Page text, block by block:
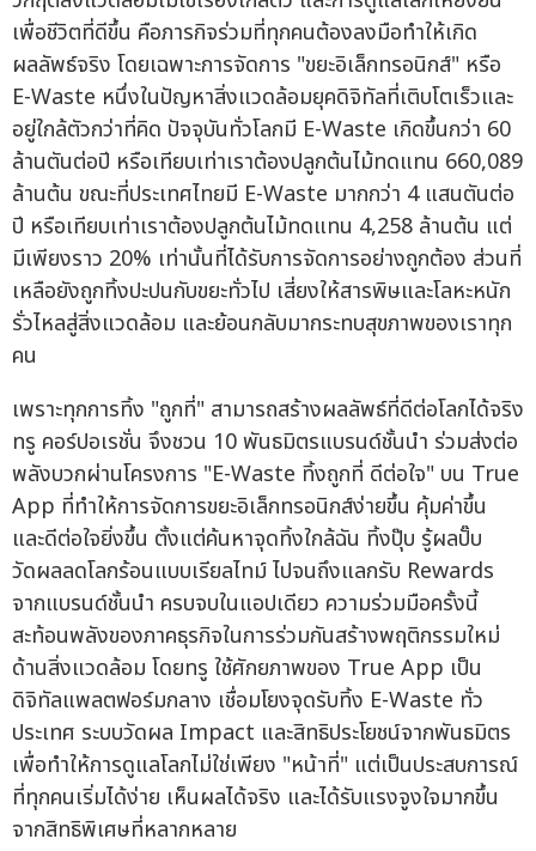
เพื่อชีวิตที่ดีขึ้น คือภารกิจร่วมที่ทุกคนต้องลงมือทำให้เกิด
ผลลัพธ์จริง โดยเฉพาะการจัดการ "ขยะอิเล็กทรอนิกส์" หรือ
E-Waste หนึ่งในปัญหาสิ่งแวดล้อมยุคดิจิทัลที่เติบโตเร็วและ
อยู่ใกล้ตัวกว่าที่คิด ปัจจุบันทั่วโลกมี E-Waste เกิดขึ้นกว่า 60
ล้านตันต่อปี หรือเทียบเท่าเราต้องปลูกต้นไม้ทดแทน 660,089
ล้านต้น ขณะที่ประเทศไทยมี E-Waste มากกว่า 4 แสนตันต่อ
ปี หรือเทียบเท่าเราต้องปลูกต้นไม้ทดแทน 4,258 ล้านต้น แต่
มีเพียงราว 20% เท่านั้นที่ได้รับการจัดการอย่างถูกต้อง ส่วนที่
เหลือยังถูกทิ้งปะปนกับขยะทั่วไป เสี่ยงให้สารพิษและโลหะหนัก
รั่วไหลสู่สิ่งแวดล้อม และย้อนกลับมากระทบสุขภาพของเราทุก
คน
เพราะทุกการทิ้ง "ถูกที่" สามารถสร้างผลลัพธ์ที่ดีต่อโลกได้จริง
ทรู คอร์ปอเรชั่น จึงชวน 10 พันธมิตรแบรนด์ชั้นนำ ร่วมส่งต่อ
พลังบวกผ่านโครงการ "E-Waste ทิ้งถูกที่ ดีต่อใจ" บน True
App ที่ทำให้การจัดการขยะอิเล็กทรอนิกส์ง่ายขึ้น คุ้มค่าขึ้น
และดีต่อใจยิ่งขึ้น ตั้งแต่ค้นหาจุดทิ้งใกล้ฉัน ทิ้งปุ๊บ รู้ผลปั๊บ
วัดผลลดโลกร้อนแบบเรียลไทม์ ไปจนถึงแลกรับ Rewards
จากแบรนด์ชั้นนำ ครบจบในแอปเดียว ความร่วมมือครั้งนี้
สะท้อนพลังของภาคธุรกิจในการร่วมกันสร้างพฤติกรรมใหม่
ด้านสิ่งแวดล้อม โดยทรู ใช้ศักยภาพของ True App เป็น
ดิจิทัลแพลตฟอร์มกลาง เชื่อมโยงจุดรับทิ้ง E-Waste ทั่ว
ประเทศ ระบบวัดผล Impact และสิทธิประโยชน์จากพันธมิตร
เพื่อทำให้การดูแลโลกไม่ใช่เพียง "หน้าที่" แต่เป็นประสบการณ์
ที่ทุกคนเริ่มได้ง่าย เห็นผลได้จริง และได้รับแรงจูงใจมากขึ้น
จากสิทธิพิเศษที่หลากหลาย